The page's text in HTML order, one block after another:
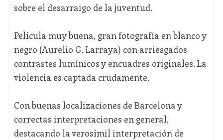
sobre el desarraigo de la juventud.
Película muy buena, gran fotografía en blanco y
negro (Aurelio G. Larraya) con arriesgados
contrastes lumínicos y encuadres originales. La
violencia es captada crudamente.
Con buenas localizaciones de Barcelona y
correctas interpretaciones en general,
destacando la verosímil interpretación de